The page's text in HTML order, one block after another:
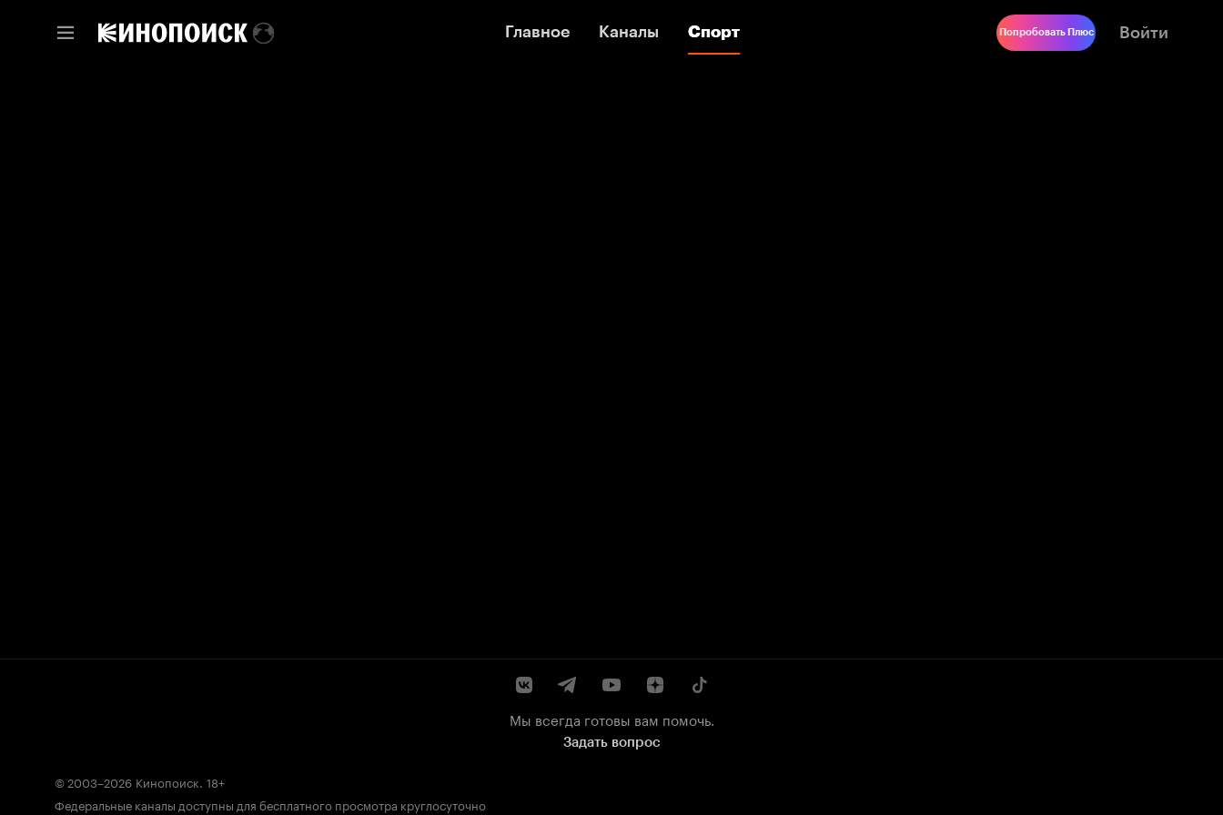
Главное Каналы Спорт
Главное Каналы Спорт Попробовать Плюс Войти
Мы всегда готовы вам помочь.
Задать вопрос
© 2003–2026 Кинопоиск. 18+
Федеральные каналы доступны для бесплатного просмотра круглосуточно